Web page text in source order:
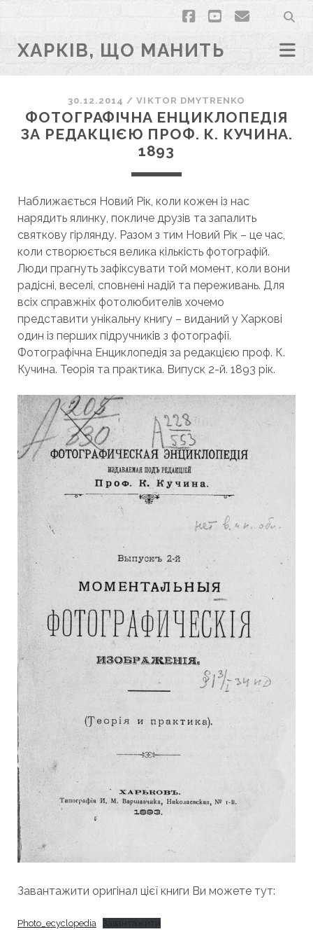
facebook
youtubeemail
ХАРКІВ, ЩО МАНИТЬ
30.12.2014 /VIKTOR DMYTRENKO
ФОТОГРАФІЧНА ЕНЦИКЛОПЕДІЯ
ЗА РЕДАКЦІЄЮ ПРОФ. К. КУЧИНА.
1893
Наближається Новий Рік, коли кожен із нас
нарядить ялинку, покличе друзів та запалить
святкову гірлянду. Разом з тим Новий Рік – це час,
коли створюється велика кількість фотографій.
Люди прагнуть зафіксувати той момент, коли вони
радісні, веселі, сповнені надій та переживань. Для
всіх справжніх фотолюбителів хочемо
представити унікальну книгу – виданий у Харкові
один із перших підручників з фотографії.
Фотографічна Енциклопедія за редакцією проф. К.
Кучина. Теорія та практика. Випуск 2-й. 1893 рік.
Завантажити оригінал цієї книги Ви можете тут:
Photo_ecyclopedia Завантажити